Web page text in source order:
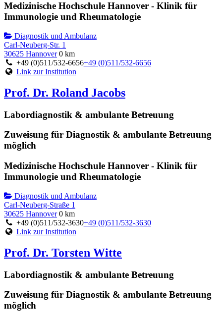
Medizinische Hochschule Hannover - Klinik für
Immunologie und Rheumatologie
Diagnostik und Ambulanz
Carl-Neuberg-Str. 1
30625 Hannover 0 km
+49 (0)511/532-6656+49 (0)511/532-6656
Link zur Institution
Prof. Dr. Roland Jacobs
Labordiagnostik & ambulante Betreuung
Zuweisung für Diagnostik & ambulante Betreuung
möglich
Medizinische Hochschule Hannover - Klinik für
Immunologie und Rheumatologie
Diagnostik und Ambulanz
Carl-Neuberg-Straße 1
30625 Hannover 0 km
+49 (0)511/532-3630+49 (0)511/532-3630
Link zur Institution
Prof. Dr. Torsten Witte
Labordiagnostik & ambulante Betreuung
Zuweisung für Diagnostik & ambulante Betreuung
möglich